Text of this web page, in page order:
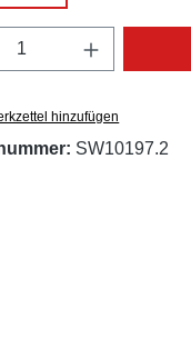
Anzahl: Gib
hinzufügen
SW10197.2